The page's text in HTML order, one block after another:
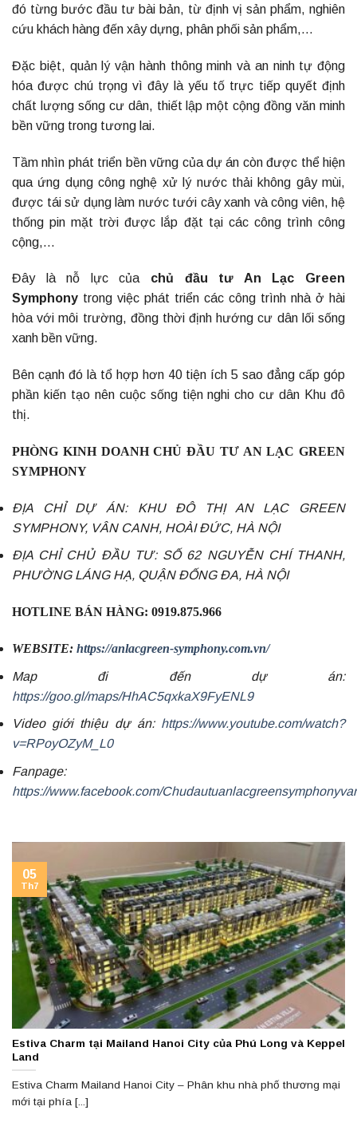
đó từng bước đầu tư bài bản, từ định vị sản phẩm, nghiên
cứu khách hàng đến xây dựng, phân phối sản phẩm,…
Đặc biệt, quản lý vận hành thông minh và an ninh tự động
hóa được chú trọng vì đây là yếu tố trực tiếp quyết định
chất lượng sống cư dân, thiết lập một cộng đồng văn minh
bền vững trong tương lai.
Tầm nhìn phát triển bền vững của dự án còn được thể hiện
qua ứng dụng công nghệ xử lý nước thải không gây mùi,
được tái sử dụng làm nước tưới cây xanh và công viên, hệ
thống pin mặt trời được lắp đặt tại các công trình công
cộng,…
Đây là nỗ lực của chủ đầu tư An Lạc Green
Symphony trong việc phát triển các công trình nhà ở hài
hòa với môi trường, đồng thời định hướng cư dân lối sống
xanh bền vững.
Bên cạnh đó là tổ hợp hơn 40 tiện ích 5 sao đẳng cấp góp
phần kiến tạo nên cuộc sống tiện nghi cho cư dân Khu đô
thị.
PHÒNG KINH DOANH CHỦ ĐẦU TƯ AN LẠC GREEN
SYMPHONY
ĐỊA CHỈ DỰ ÁN: KHU ĐÔ THỊ AN LẠC GREEN
SYMPHONY, VÂN CANH, HOÀI ĐỨC, HÀ NỘI
ĐỊA CHỈ CHỦ ĐẦU TƯ: SỐ 62 NGUYỄN CHÍ THANH,
PHƯỜNG LÁNG HẠ, QUẬN ĐỐNG ĐA, HÀ NỘI
HOTLINE BÁN HÀNG: 0919.875.966
WEBSITE: https://anlacgreen-symphony.com.vn/
Map đi đến dự án:
https://goo.gl/maps/HhAC5qxkaX9FyENL9
Video giới thiệu dự án: https://www.youtube.com/watch?
v=RPoyOZyM_L0
Fanpage:
https://www.facebook.com/
Estiva Charm tại Mailand Hanoi City của Phú Long và Keppel
Land
Estiva Charm Mailand Hanoi City – Phân khu nhà phố thương mại
mới tại phía [...]
05
Th7